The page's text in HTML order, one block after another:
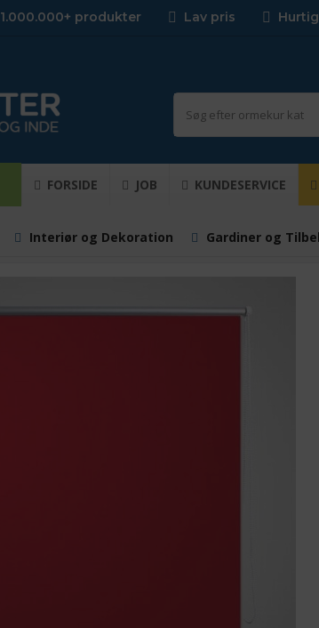
1.000.000+ produkter Lav pris
FORSIDE JOB KUNDESERVICE
Interiør og Dekoration Gardiner og